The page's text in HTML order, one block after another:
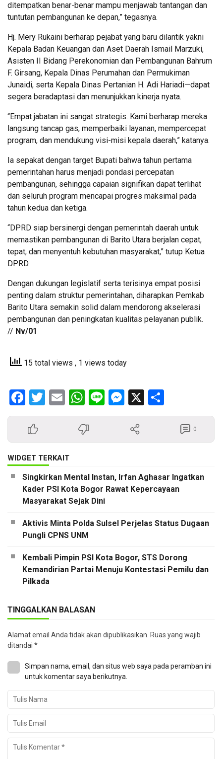
ditempatkan benar-benar mampu menjawab tantangan dan
tuntutan pembangunan ke depan,” tegasnya.
Hj. Mery Rukaini berharap pejabat yang baru dilantik yakni
Kepala Badan Keuangan dan Aset Daerah Ismail Marzuki,
Asisten II Bidang Perekonomian dan Pembangunan Bahrum
F. Girsang, Kepala Dinas Perumahan dan Permukiman
Junaidi, serta Kepala Dinas Pertanian H. Adi Hariadi—dapat
segera beradaptasi dan menunjukkan kinerja nyata.
“Empat jabatan ini sangat strategis. Kami berharap mereka
langsung tancap gas, memperbaiki layanan, mempercepat
program, dan mendukung visi-misi kepala daerah,” katanya.
Ia sepakat dengan target Bupati bahwa tahun pertama
pemerintahan harus menjadi pondasi percepatan
pembangunan, sehingga capaian signifikan dapat terlihat
dan seluruh program mencapai progres maksimal pada
tahun kedua dan ketiga.
“DPRD siap bersinergi dengan pemerintah daerah untuk
memastikan pembangunan di Barito Utara berjalan cepat,
tepat, dan menyentuh kebutuhan masyarakat,” tutup Ketua
DPRD.
Dengan dukungan legislatif serta terisinya empat posisi
penting dalam struktur pemerintahan, diharapkan Pemkab
Barito Utara semakin solid dalam mendorong akselerasi
pembangunan dan peningkatan kualitas pelayanan publik.
// Nv/01
15 total views , 1 views today
Facebook
Twitter
EmailWhatsApp
LineMessenger
X
0
WIDGET TERKAIT
Singkirkan Mental Instan, Irfan Aghasar Ingatkan
Kader PSI Kota Bogor Rawat Kepercayaan
Masyarakat Sejak Dini
Aktivis Minta Polda Sulsel Perjelas Status Dugaan
Pungli CPNS UNM
Kembali Pimpin PSI Kota Bogor, STS Dorong
Kemandirian Partai Menuju Kontestasi Pemilu dan
Pilkada
TINGGALKAN BALASAN
Alamat email Anda tidak akan dipublikasikan. Ruas yang wajib
ditandai *
Simpan nama, email, dan situs web saya pada peramban ini
untuk komentar saya berikutnya.